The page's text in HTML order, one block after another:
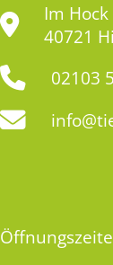
Im Hock
40721
02103